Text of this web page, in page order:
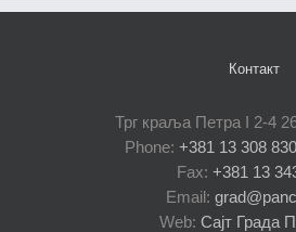
Контакт
Трг краља Петра I 2-4
Phone: +381 13 308
Fax: +381 13
Email:
Web: Сајт Града